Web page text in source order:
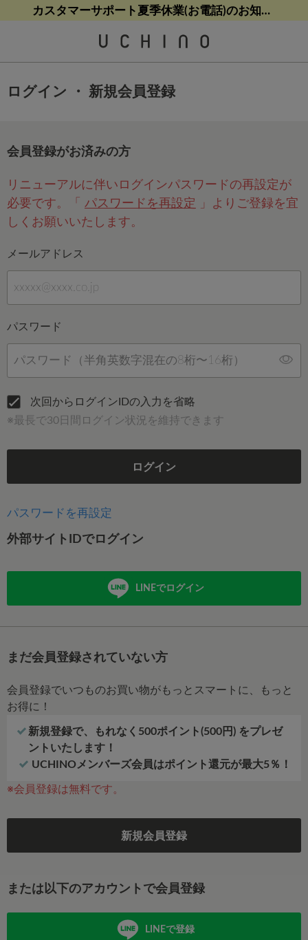
熊本地震等の影響によるお荷物配送について
【クリアランスセール】人気パジャマが追加！
カスタマーサポート夏季休業(お電話)のお知らせ
熊本地震等の影響によるお荷物配送について
【クリアランスセール】人気パジャマが追加！
ログイン ・ 新規会員登録
会員登録がお済みの方
リニューアルに伴いログインパスワードの再設定が
必要です。「 パスワードを再設定
」よりご登録を宜
しくお願いいたします。
メールアドレス
パスワード
次回からログインIDの入力を省略
※最長で30日間ログイン状況を維持できます
ログイン
パスワードを再設定
外部サイトIDでログイン
LINEでログイン
まだ会員登録されていない方
会員登録でいつものお買い物がもっとスマートに、もっと
お得に！
新規登録で、もれなく500ポイント(500円) をプレゼ
ントいたします！
UCHINOメンバーズ会員はポイント還元が最大5％！
※会員登録は無料です。
新規会員登録
または以下のアカウントで会員登録
LINEで登録